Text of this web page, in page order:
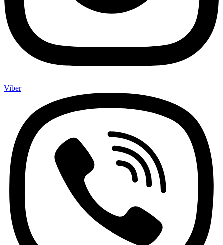
Viber